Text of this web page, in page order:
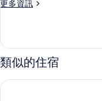
更多資訊
更
的
詳
情
類似的住宿
愛丁堡萬豪德爾塔飯店